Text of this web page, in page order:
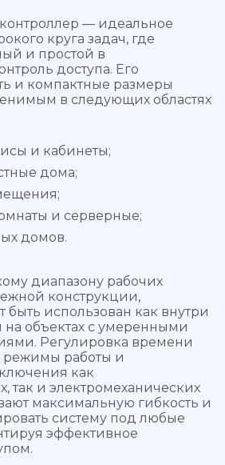
— идеальное
круга задач, где
и простой в
доступа. Его
и компактные размеры
в следующих областях
и кабинеты;
дома;
и серверные;
домов.
диапазону рабочих
конструкции,
быть использован как внутри
объектах с умеренными
Регулировка времени
режимы работы и
как
так и электромеханических
максимальную гибкость и
систему под любые
эффективное